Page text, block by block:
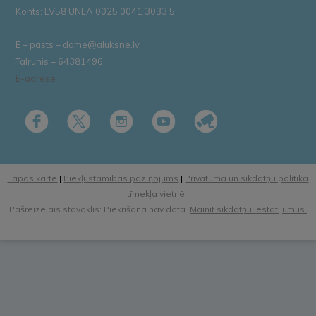
Konts: LV58 UNLA 0025 0041 3033 5
E – pasts – dome@aluksne.lv
Tālrunis – 64381496
E-adrese
Lapas karte | Piekļūstamības paziņojums | Privātuma un sīkdatņu politika
tīmekļa vietnē |
Pašreizējais stāvoklis: Piekrišana nav dota. Mainīt sīkdatņu iestatījumus.